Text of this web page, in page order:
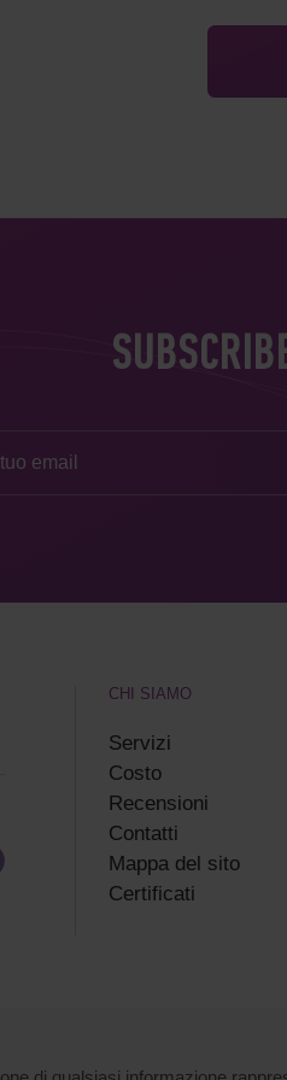
CHI SIAMO
Servizi
Costo
Recensioni
Сontatti
Mappa del sito
Certificati